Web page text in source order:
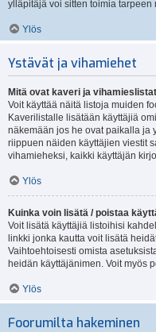
ylläpitäjä voi sitten toimia tarpeen
Ylös
Ystävät ja vihamiehet
Mitä ovat kaveri ja
Voit käyttää näitä listoja muiden
Kaverilistalle lisätään käyttäjiä
näkemään jos he ovat paikalla ja
riippuen näiden käyttäjien viestit
vihamieheksi, kaikki käyttäjän
Ylös
Kuinka voin lisätä / poistaa
Voit lisätä käyttäjiä listoihisi
linkki jonka kautta voit lisätä
Vaihtoehtoisesti omista
heidän käyttäjänimen. Voit myös
Ylös
Foorumilta hakeminen